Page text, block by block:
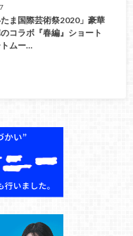
たま国際芸術祭2020」豪華
コラボ『春編』ショート
ムー…